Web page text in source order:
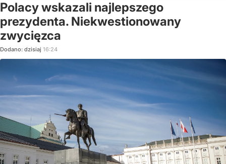
Polacy wskazali najlepszego
prezydenta. Niekwestionowany
zwycięzca
Dodano: dzisiaj 16:24